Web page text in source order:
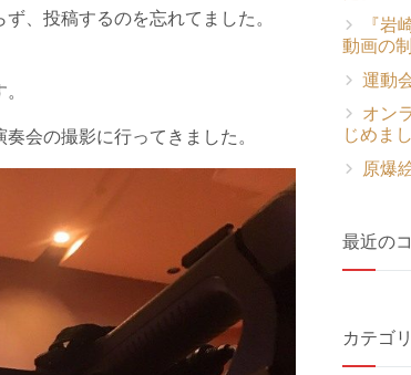
、投稿するのを忘れてました。
会の撮影に行ってきました。
『岩
動画の
運動
オン
じめま
原爆
最近の
カテゴ